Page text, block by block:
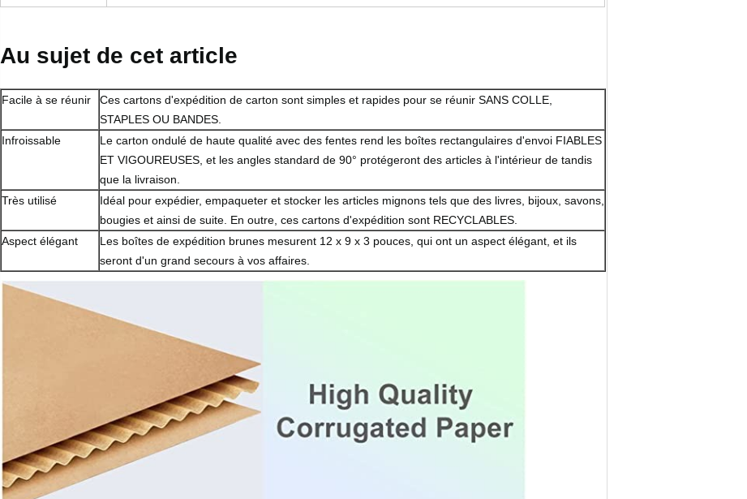
Au sujet de cet article
Facile à se réunir
Ces cartons d'expédition de carton sont simples et rapides pour se réunir SANS COLLE,
STAPLES OU BANDES.
Infroissable
Le carton ondulé de haute qualité avec des fentes rend les boîtes rectangulaires d'envoi FIABLES
ET VIGOUREUSES, et les angles standard de 90° protégeront des articles à l'intérieur de tandis
que la livraison.
Très utilisé
Idéal pour expédier, empaqueter et stocker les articles mignons tels que des livres, bijoux, savons,
bougies et ainsi de suite. En outre, ces cartons d'expédition sont RECYCLABLES.
Aspect élégant
Les boîtes de expédition brunes mesurent 12 x 9 x 3 pouces, qui ont un aspect élégant, et ils
seront d'un grand secours à vos affaires.